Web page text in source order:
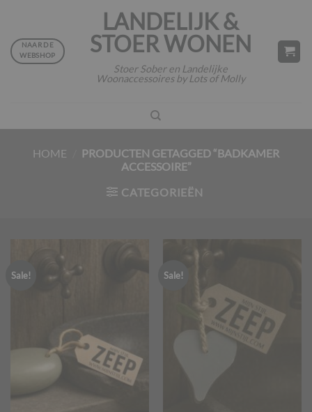
inhoud
LANDELIJK &
STOER WONEN
Stoer Sober en Landelijke
Woonaccessoires by Lots of Molly
NAAR DE
WEBSHOP
HOME
PRODUCTEN GETAGGED “BADKAMER
ACCESSOIRE”
CATEGORIEËN
Sale! Sale!